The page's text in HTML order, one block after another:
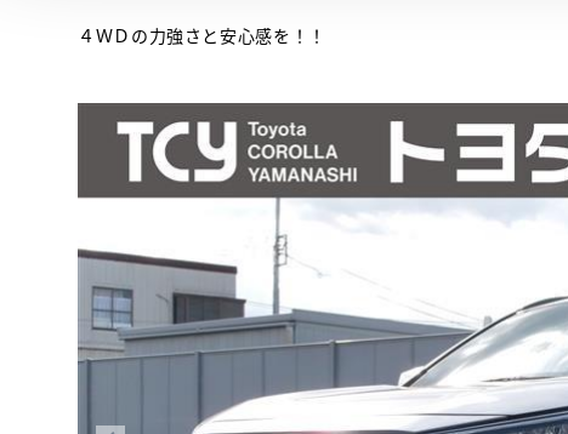
４ＷＤの力強さと安心感を！！